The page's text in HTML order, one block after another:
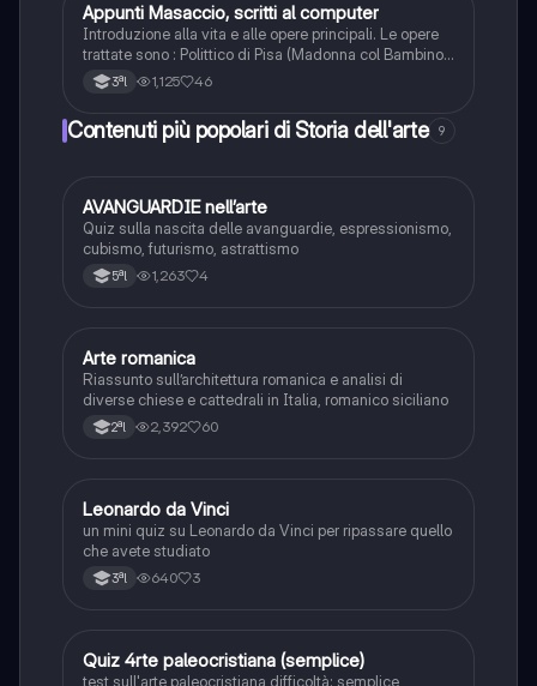
Storia dell'arte
Appunti Masaccio, scritti al computer
Introduzione alla vita e alle opere principali. Le opere
trattate sono : Polittico di Pisa (Madonna col Bambino
e quattro angeli e Crocifissione) , Cappella Brancacci
(introduzione, Peccato originale e Cacciata dal
3ªl 1,125 46
Contenuti più popolari di Storia dell'arte 9
AStoria dell'arte
AVANGUARDIE nell’arte
Quiz sulla nascita delle avanguardie, espressionismo,
cubismo, futurismo, astrattismo
5ªl 1,263 4
Storia dell'arte
Arte romanica
Riassunto sull’architettura romanica e analisi di
diverse chiese e cattedrali in Italia, romanico siciliano
2ªl 2,392 60
LStoria dell'arte
Leonardo da Vinci
un mini quiz su Leonardo da Vinci per ripassare quello
che avete studiato
3ªl 640 3
QStoria dell'arte
Quiz 4rte paleocristiana (semplice)
test sull'arte paleocristiana difficoltà: semplice